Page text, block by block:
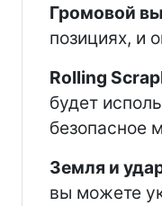
Громовой
позициях, и
Rolling
будет
безопасное
Земля и
вы можете